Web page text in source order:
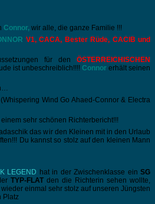
Connor, wir alle, die ganze Familie !!!
V1, CACA, Bester Rüde, CACIB und
für den ÖSTERREICHISCHEN
ist unbeschreiblich!!!! Connor erhält seinen
Wind Go Ahaed-Connor & Electra
einem sehr schönen Richterbericht!!!
das wir den Kleinen mit in den Urlaub
Du kannst so stolz auf den kleinen Mann
LEGEND hat in der Zwischenklasse ein SG
TYP-FLATden die Richterin sehen wollte,
einmal sehr stolz auf unseren Jüngsten
Platz